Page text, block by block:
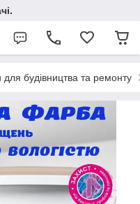
для будівництва та ремонту